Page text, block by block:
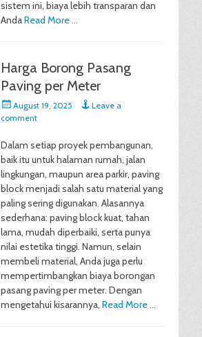
sistem ini, biaya lebih transparan dan
AndaRead More …
Harga Borong Pasang
Paving per Meter
Posted
on
August 19, 2025
Leave a
comment
Dalam setiap proyek pembangunan,
baik itu untuk halaman rumah, jalan
lingkungan, maupun area parkir, paving
block menjadi salah satu material yang
paling sering digunakan. Alasannya
sederhana: paving block kuat, tahan
lama, mudah diperbaiki, serta punya
nilai estetika tinggi. Namun, selain
membeli material, Anda juga perlu
mempertimbangkan biaya borongan
pasang paving per meter. Dengan
mengetahui kisarannya, Read More …